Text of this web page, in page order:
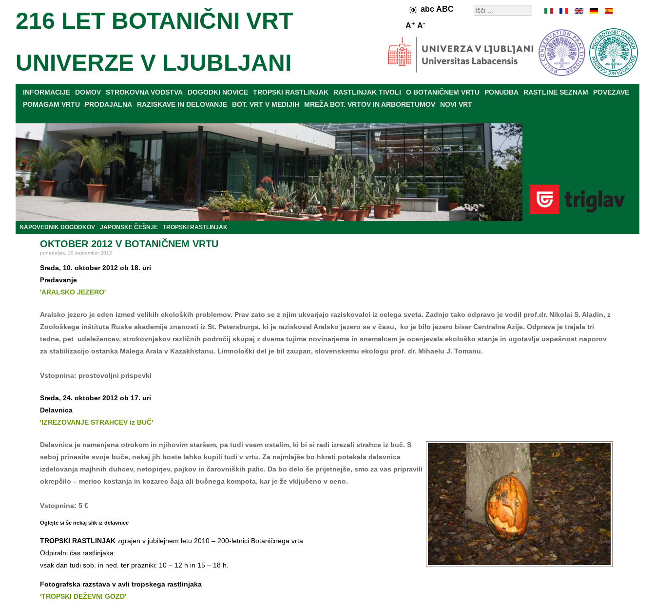
abc ABC
A+ A-
216 LET BOTANIČNI VRT
UNIVERZE V LJUBLJANI
INFORMACIJE DOMOV STROKOVNA VODSTVA DOGODKI NOVICE TROPSKI RASTLINJAK RASTLINJAK TIVOLI O BOTANIČNEM VRTU PONUDBA RASTLINE SEZNAM
POVEZAVE
POMAGAM VRTU
PRODAJALNA RAZISKAVE IN DELOVANJE BOT. VRT V MEDIJIH MREŽA BOT. VRTOV IN ARBORETUMOV NOVI VRT
NAPOVEDNIK DOGODKOV JAPONSKE ČEŠNJE TROPSKI RASTLINJAK
OKTOBER 2012 V BOTANIČNEM VRTU
ponedeljek, 10 september 2012
Sreda, 10. oktober 2012 ob 18. uri
Predavanje
'ARALSKO JEZERO'
Aralsko jezero je eden izmed velikih ekoloških problemov. Prav zato se z njim ukvarjajo raziskovalci iz celega sveta. Zadnjo tako odpravo je vodil prof.dr. Nikolai S. Aladin, z
Zoološkega inštituta Ruske akademije znanosti iz St. Petersburga, ki je raziskoval Aralsko jezero se v času, ko je bilo jezero biser Centralne Azije. Odprava je trajala tri
tedne, pet udeležencev, strokovnjakov različnih področij skupaj z dvema tujima novinarjema in snemalcem je ocenjevala ekološko stanje in ugotavlja uspešnost naporov
za stabilizacijo ostanka Malega Arala v Kazakhstanu. Limnološki del je bil zaupan, slovenskemu ekologu prof. dr. Mihaelu J. Tomanu.
Vstopnina: prostovoljni prispevki
Sreda, 24. oktober 2012 ob 17. uri
Delavnica
'IZREZOVANJE STRAHCEV iz BUČ'
Delavnica je namenjena otrokom in njihovim staršem, pa tudi vsem ostalim, ki bi si radi izrezali strahce iz buč. S
seboj prinesite svoje buče, nekaj jih boste lahko kupili tudi v vrtu. Za najmlajše bo hkrati potekala delavnica
izdelovanja majhnih duhcev, netopirjev, pajkov in čarovniških palic. Da bo delo še prijetnejše, smo za vas pripravili
okrepčilo – merico kostanja in kozarec čaja ali bučnega kompota, kar je že vključeno v ceno.
Vstopnina: 5 €
Oglejte si še nekaj slik iz delavnice
TROPSKI RASTLINJAK zgrajen v jubilejnem letu 2010 – 200-letnici Botaničnega vrta
Odpiralni čas rastlinjaka:
vsak dan tudi sob. in ned. ter prazniki: 10 – 12 h in 15 – 18 h.
Fotografska razstava v avli tropskega rastlinjaka
'TROPSKI DEŽEVNI GOZD'